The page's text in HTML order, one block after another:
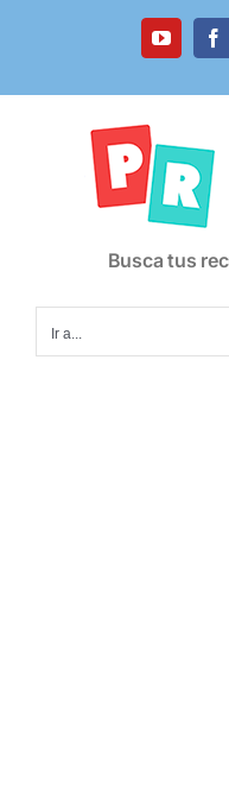
YouTube
Busca tus
Ir a...